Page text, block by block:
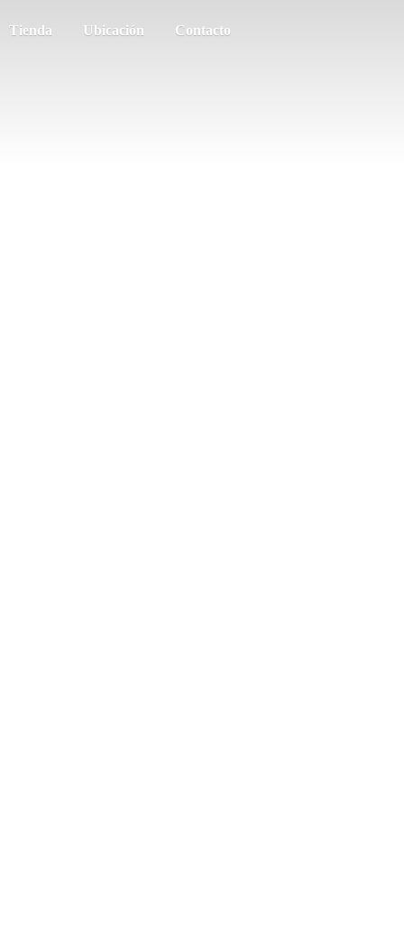
Tienda Ubicación Contacto